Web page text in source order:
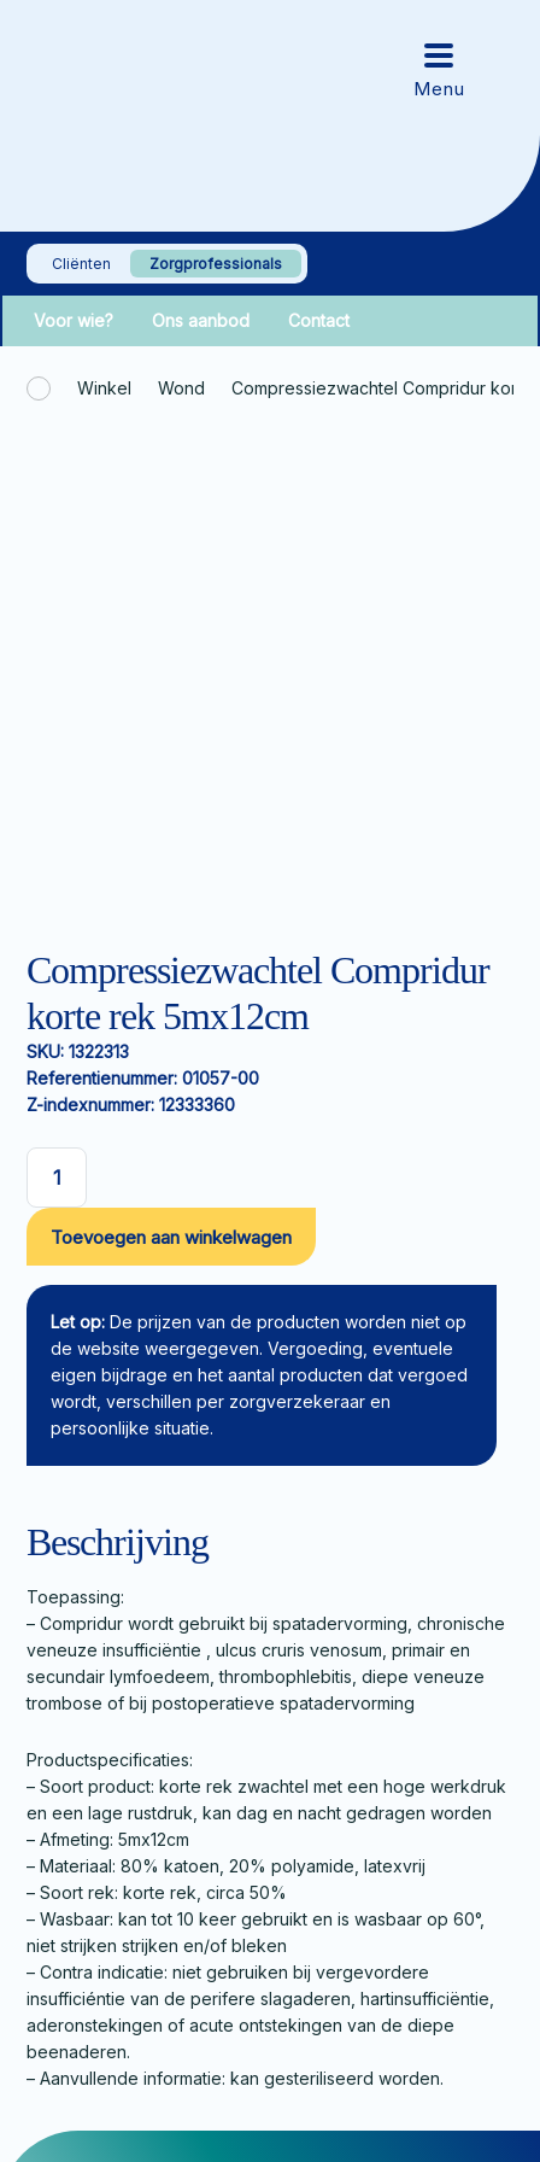
Cliënten Zorgprofessionals
Voor wie? Ons aanbod Contact
Winkel Wond Compressiezwachtel Compridur korte
Compressiezwachtel Compridur
korte rek 5mx12cm
SKU: 1322313
Referentienummer: 01057-00
Z-indexnummer: 12333360
Compressiezwachtel
Compridur
korte
rek
5mx12cm
aantal
Toevoegen aan winkelwagen
Let op: De prijzen van de producten worden niet op
de website weergegeven. Vergoeding, eventuele
eigen bijdrage en het aantal producten dat vergoed
wordt, verschillen per zorgverzekeraar en
persoonlijke situatie.
Beschrijving
Toepassing:
– Compridur wordt gebruikt bij spatadervorming, chronische
veneuze insufficiëntie , ulcus cruris venosum, primair en
secundair lymfoedeem, thrombophlebitis, diepe veneuze
trombose of bij postoperatieve spatadervorming
Productspecificaties:
– Soort product: korte rek zwachtel met een hoge werkdruk
en een lage rustdruk, kan dag en nacht gedragen worden
– Afmeting: 5mx12cm
– Materiaal: 80% katoen, 20% polyamide, latexvrij
– Soort rek: korte rek, circa 50%
– Wasbaar: kan tot 10 keer gebruikt en is wasbaar op 60°,
niet strijken strijken en/of bleken
– Contra indicatie: niet gebruiken bij vergevordere
insufficiéntie van de perifere slagaderen, hartinsufficiëntie,
aderonstekingen of acute ontstekingen van de diepe
beenaderen.
– Aanvullende informatie: kan gesteriliseerd worden.